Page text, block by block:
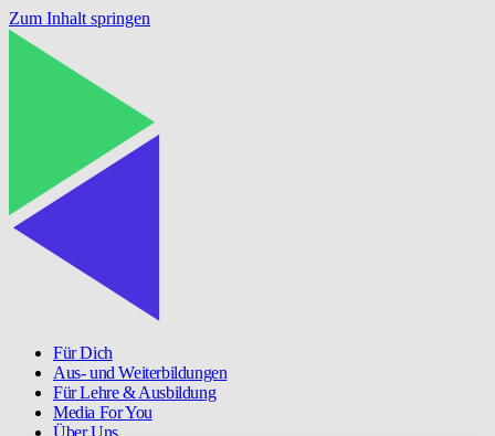
Zum Inhalt springen
Für Dich
Aus- und Weiterbildungen
Für Lehre & Ausbildung
Media For You
Über Uns